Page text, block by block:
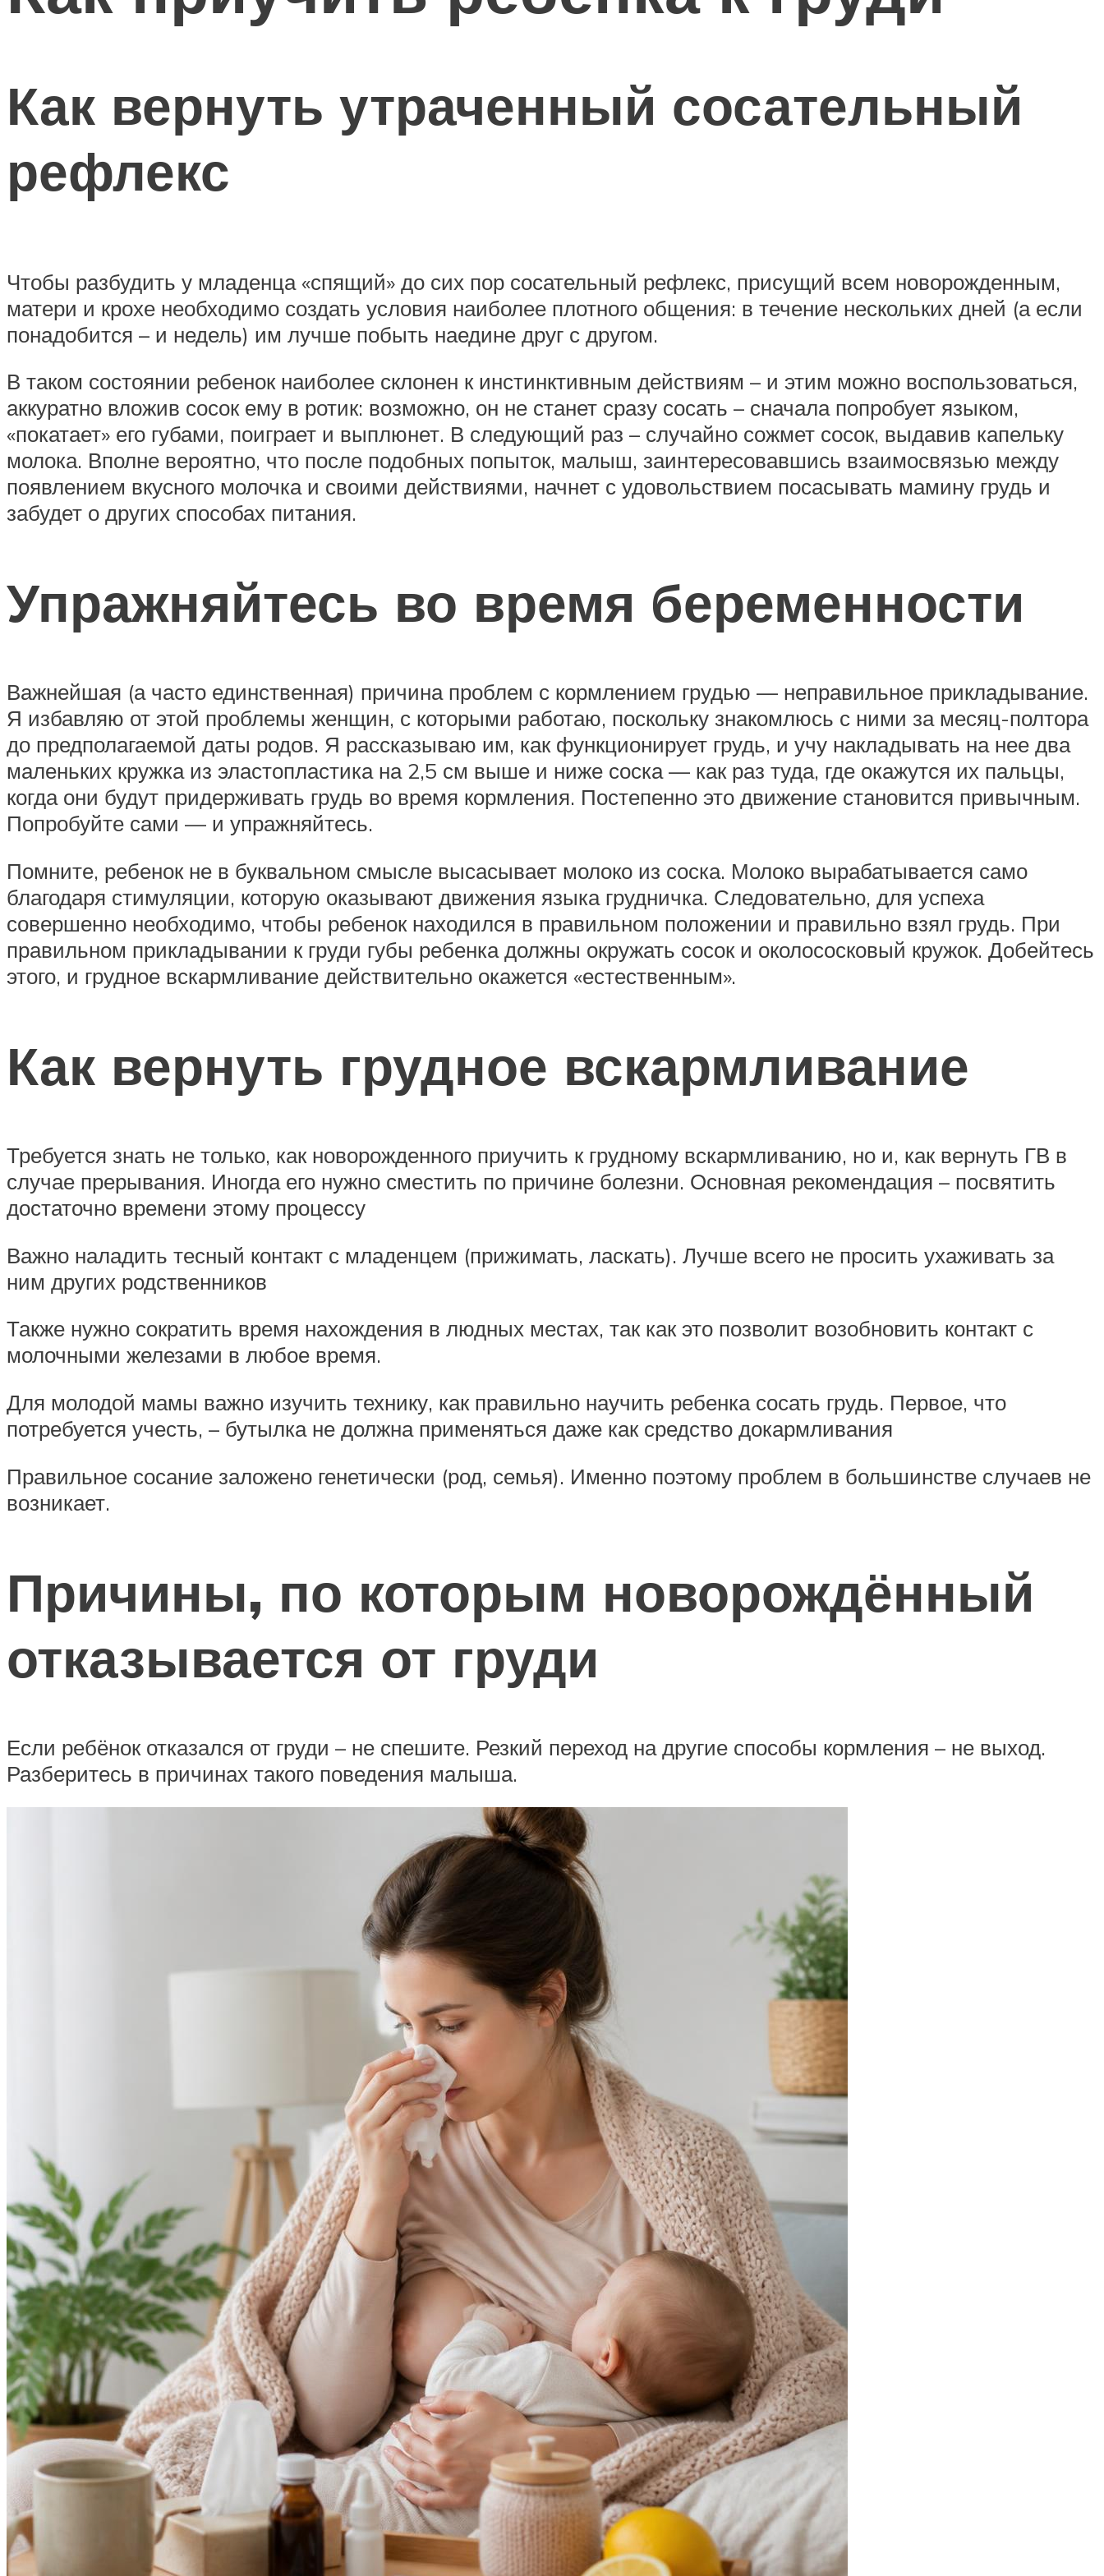
Как вернуть утраченный сосательный
рефлекс
Чтобы разбудить у младенца «спящий» до сих пор сосательный рефлекс, присущий всем новорожденным,
матери и крохе необходимо создать условия наиболее плотного общения: в течение нескольких дней (а если
понадобится – и недель) им лучше побыть наедине друг с другом.
В таком состоянии ребенок наиболее склонен к инстинктивным действиям – и этим можно воспользоваться,
аккуратно вложив сосок ему в ротик: возможно, он не станет сразу сосать – сначала попробует языком,
«покатает» его губами, поиграет и выплюнет. В следующий раз – случайно сожмет сосок, выдавив капельку
молока. Вполне вероятно, что после подобных попыток, малыш, заинтересовавшись взаимосвязью между
появлением вкусного молочка и своими действиями, начнет с удовольствием посасывать мамину грудь и
забудет о других способах питания.
Упражняйтесь во время беременности
Важнейшая (а часто единственная) причина проблем с кормлением грудью — неправильное прикладывание.
Я избавляю от этой проблемы женщин, с которыми работаю, поскольку знакомлюсь с ними за месяц-полтора
до предполагаемой даты родов. Я рассказываю им, как функционирует грудь, и учу накладывать на нее два
маленьких кружка из эластопластика на 2,5 см выше и ниже соска — как раз туда, где окажутся их пальцы,
когда они будут придерживать грудь во время кормления. Постепенно это движение становится привычным.
Попробуйте сами — и упражняйтесь.
Помните, ребенок не в буквальном смысле высасывает молоко из соска. Молоко вырабатывается само
благодаря стимуляции, которую оказывают движения языка грудничка. Следовательно, для успеха
совершенно необходимо, чтобы ребенок находился в правильном положении и правильно взял грудь. При
правильном прикладывании к груди губы ребенка должны окружать сосок и околососковый кружок. Добейтесь
этого, и грудное вскармливание действительно окажется «естественным».
Как вернуть грудное вскармливание
Требуется знать не только, как новорожденного приучить к грудному вскармливанию, но и, как вернуть ГВ в
случае прерывания. Иногда его нужно сместить по причине болезни. Основная рекомендация – посвятить
достаточно времени этому процессу
Важно наладить тесный контакт с младенцем (прижимать, ласкать). Лучше всего не просить ухаживать за
ним других родственников
Также нужно сократить время нахождения в людных местах, так как это позволит возобновить контакт с
молочными железами в любое время.
Для молодой мамы важно изучить технику, как правильно научить ребенка сосать грудь. Первое, что
потребуется учесть, – бутылка не должна применяться даже как средство докармливания
Правильное сосание заложено генетически (род, семья). Именно поэтому проблем в большинстве случаев не
возникает.
Причины, по которым новорождённый
отказывается от груди
Если ребёнок отказался от груди – не спешите. Резкий переход на другие способы кормления – не выход.
Разберитесь в причинах такого поведения малыша.